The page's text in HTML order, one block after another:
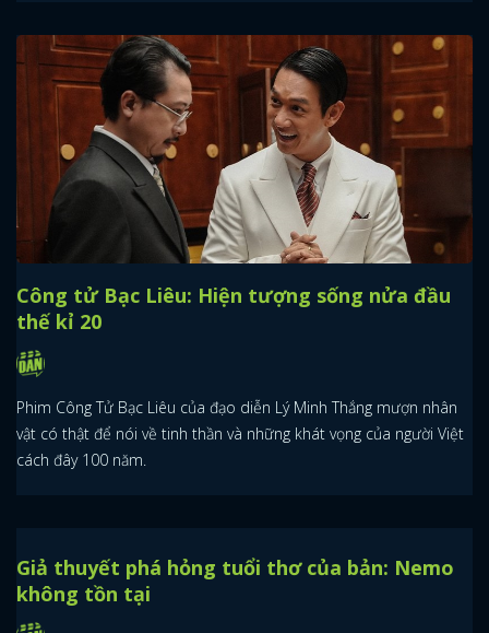
Công tử Bạc Liêu: Hiện tượng sống nửa đầu
thế kỉ 20
Phim Công Tử Bạc Liêu của đạo diễn Lý Minh Thắng mượn nhân
vật có thật để nói về tinh thần và những khát vọng của người Việt
cách đây 100 năm.
Giả thuyết phá hỏng tuổi thơ của bản: Nemo
không tồn tại